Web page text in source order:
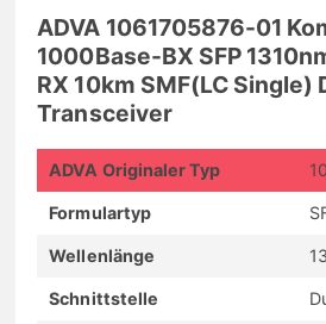
ADVA 1061705876-01
1000Base-BX SFP
RX 10km SMF(LC Single)
Transceiver
ADVA Originaler Typ
Formulartyp
Wellenlänge
Schnittstelle